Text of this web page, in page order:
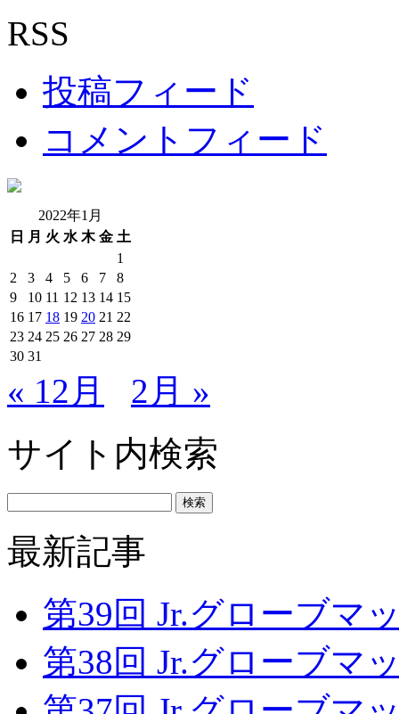
RSS
投稿フィード
コメントフィード
2022年1月
日
月 火 水 木 金 土
1
2
3 4 5 6 7
8
9
10 11 12 13 14 15
16 17 18 19 20 21 22
23 24 25 26 27 28 29
30 31
« 12月
2月 »
サイト内検索
最新記事
第39回 Jr.グローブマ
第38回 Jr.グローブマ